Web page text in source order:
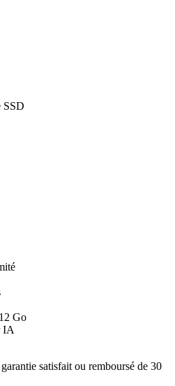
SSD
Go
IA
satisfait ou remboursé de 30